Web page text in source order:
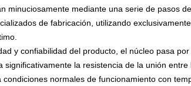
minuciosamente mediante una serie de pasos
de fabricación, utilizando
y confiabilidad del producto, el núcleo pasa
significativamente la resistencia de la unión
normales de funcionamiento con